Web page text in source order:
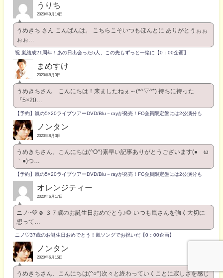
うりち
2020年9月14日
うめきち さん こんばんは。 こちらこそいつもほんとに ありがとうぉぉ
ぉぉ…
祝 嵐結成21周年！あの日出会った5人、この先もずっと一緒に【0：00企画】
まめすけ
2020年8月3日
うめきちさん こんにちは！来ましたねぇ～(*^▽^*) 待ちに待った
『5×20…
【予約】嵐の5×20ライブツアーDVD/Blu－rayが発売！FC会員限定盤には2公演分も
ノンタン
2020年8月3日
うめきちさん、こんにちは(^O^)素早い記事ありがとうございます(●´ω
｀●)つ…
【予約】嵐の5×20ライブツアーDVD/Blu－rayが発売！FC会員限定盤には2公演分も
オレンジティー
2020年6月17日
ニノ~💛☺️ ３７歳のお誕生日おめでとう♪🌻 いつも嵐さんを強く大切に
想って…
ニノ♡37歳のお誕生日おめでとう！嵐ソングでお祝いだ【0：00企画】
ノンタン
2020年6月15日
うめきちさん、こんにちは(^○^)次々と終わっていくことに寂しさを感じ